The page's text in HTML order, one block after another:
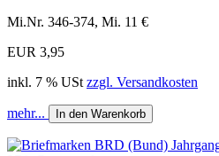
Mi.Nr. 346-374, Mi. 11 €
EUR 3,95
inkl. 7 % USt zzgl. Versandkosten
mehr... In den Warenkorb